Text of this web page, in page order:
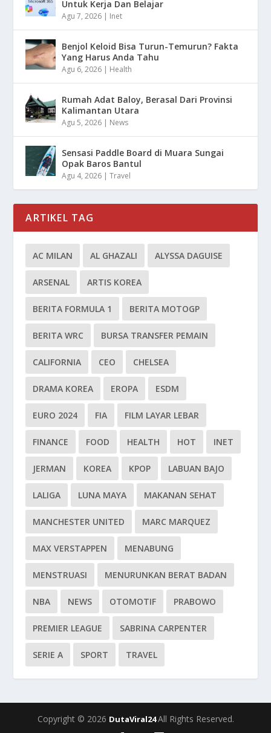
Untuk Kerja Dan Belajar
Agu 7, 2026 | Inet
Benjol Keloid Bisa Turun-Temurun? Fakta
Yang Harus Anda Tahu
Agu 6, 2026 | Health
Rumah Adat Baloy, Berasal Dari Provinsi
Kalimantan Utara
Agu 5, 2026 | News
Sensasi Paddle Board di Muara Sungai
Opak Baros Bantul
Agu 4, 2026 |Travel
ARTIKEL TAG
AC MILAN AL GHAZALI ALYSSA DAGUISE
ARSENAL ARTIS KOREA
BERITA FORMULA 1 BERITA MOTOGP
BERITA WRC BURSA TRANSFER PEMAIN
CALIFORNIA CEO CHELSEA
DRAMA KOREA EROPA ESDM
EURO 2024 FIA FILM LAYAR LEBAR
FINANCE FOOD HEALTH HOT INET
JERMAN KOREA KPOP LABUAN BAJO
LALIGA LUNA MAYA MAKANAN SEHAT
MANCHESTER UNITED MARC MARQUEZ
MAX VERSTAPPEN MENABUNG
MENSTRUASI MENURUNKAN BERAT BADAN
NBA NEWS OTOMOTIF PRABOWO
PREMIER LEAGUE SABRINA CARPENTER
SERIE A SPORT TRAVEL
Copyright © 2026 DutaViral24All Rights Reserved.